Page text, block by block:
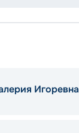
Игоревна